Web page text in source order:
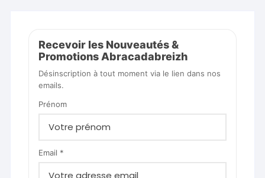
Recevoir les Nouveautés &
Promotions Abracadabreizh
Désinscription à tout moment via le lien dans nos
emails.
Prénom
Email *